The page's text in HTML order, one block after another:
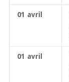
01 avril
01 avril